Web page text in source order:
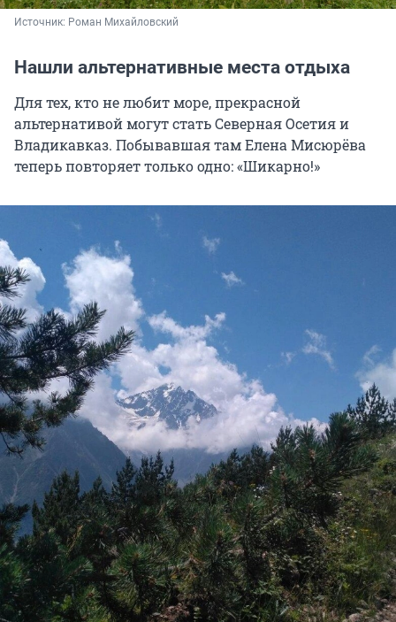
Источник: Роман Михайловский
Нашли альтернативные места отдыха
Для тех, кто не любит море, прекрасной
альтернативой могут стать Северная Осетия и
Владикавказ. Побывавшая там Елена Мисюрёва
теперь повторяет только одно: «Шикарно!»